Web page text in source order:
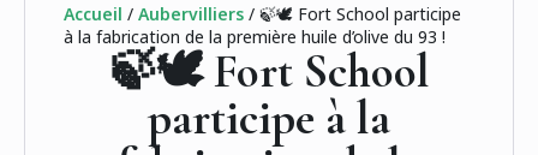
Accueil / Aubervilliers / 🍃🕊️ Fort School participe
à la fabrication de la première huile d’olive du 93 !
🍃🕊️ Fort School
participe à la